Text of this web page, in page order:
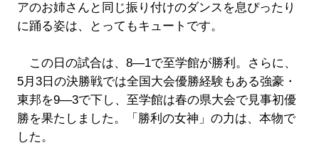
アのお姉さんと同じ振り付けのダンスを息ぴったり
に踊る姿は、とってもキュートです。
この日の試合は、8―1で至学館が勝利。さらに、
5月3日の決勝戦では全国大会優勝経験もある強豪・
東邦を9―3で下し、至学館は春の県大会で見事初優
勝を果たしました。「勝利の女神」の力は、本物で
した。